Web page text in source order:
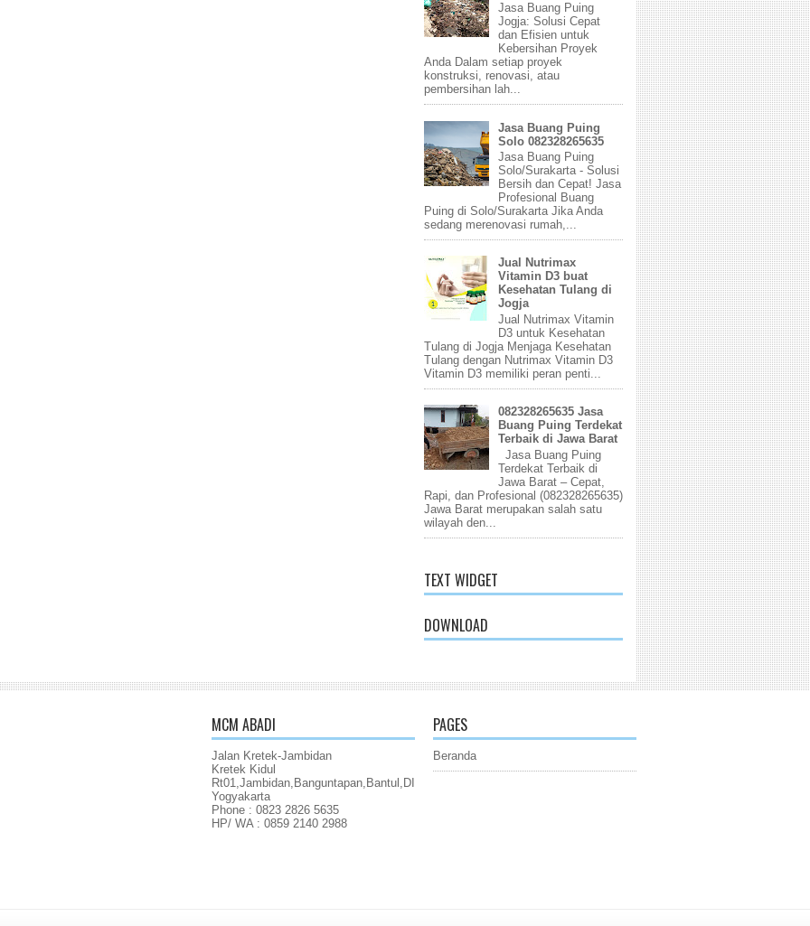
Jasa Buang Puing
Jogja: Solusi Cepat
dan Efisien untuk
Kebersihan Proyek
Anda Dalam setiap proyek
konstruksi, renovasi, atau
pembersihan lah...
Jasa Buang Puing
Solo 082328265635
Jasa Buang Puing
Solo/Surakarta - Solusi
Bersih dan Cepat! Jasa
Profesional Buang
Puing di Solo/Surakarta Jika Anda
sedang merenovasi rumah,...
Jual Nutrimax
Vitamin D3 buat
Kesehatan Tulang di
Jogja
Jual Nutrimax Vitamin
D3 untuk Kesehatan
Tulang di Jogja Menjaga Kesehatan
Tulang dengan Nutrimax Vitamin D3
Vitamin D3 memiliki peran penti...
082328265635 Jasa
Buang Puing Terdekat
Terbaik di Jawa Barat
Jasa Buang Puing
Terdekat Terbaik di
Jawa Barat – Cepat,
Rapi, dan Profesional (082328265635)
Jawa Barat merupakan salah satu
wilayah den...
TEXT WIDGET
DOWNLOAD
MCM ABADI
Jalan Kretek-Jambidan
Kretek Kidul
Rt01,Jambidan,Banguntapan,Bantul,DI
Yogyakarta
Phone : 0823 2826 5635
HP/ WA : 0859 2140 2988
PAGES
Beranda